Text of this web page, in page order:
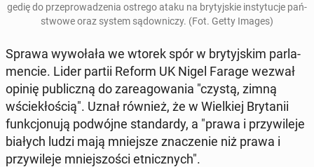
ge­dię do prze­pro­wa­dze­nia ostrego ataku na bry­tyj­skie in­sty­tu­cje pań­
stwo­we oraz system są­dow­ni­czy. (Fot. Getty Images)
Sprawa wy­wo­ła­ła we wtorek spór w bry­tyj­skim par­la­
men­cie. Lider partii Reform UK Nigel Farage wezwał
opinię pu­blicz­ną do za­re­ago­wa­nia "czystą, zimną
wście­kło­ścią". Uznał również, że w Wiel­kiej Bry­ta­nii
funk­cjo­nu­ją po­dwój­ne stan­dar­dy, a "prawa i przy­wi­le­je
białych ludzi mają mniej­sze zna­cze­nie niż prawa i
przy­wi­le­je mniej­szo­ści et­nicz­nych".